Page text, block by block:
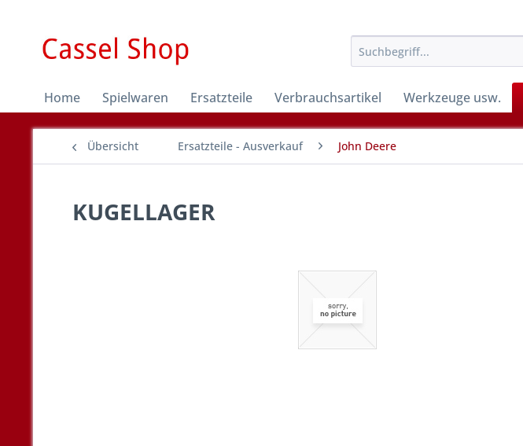
Home Spielwaren Ersatzteile Verbrauchsartikel Werkzeuge usw.
Übersicht Ersatzteile - Ausverkauf John Deere
KUGELLAGER